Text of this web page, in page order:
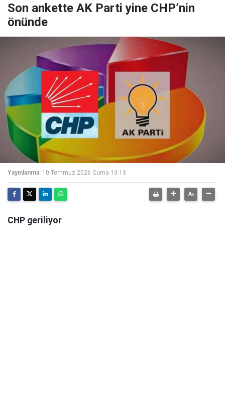
Son ankette AK Parti yine CHP’nin
önünde
Yayınlanma: 10 Temmuz 2026 Cuma 13:13
CHP geriliyor